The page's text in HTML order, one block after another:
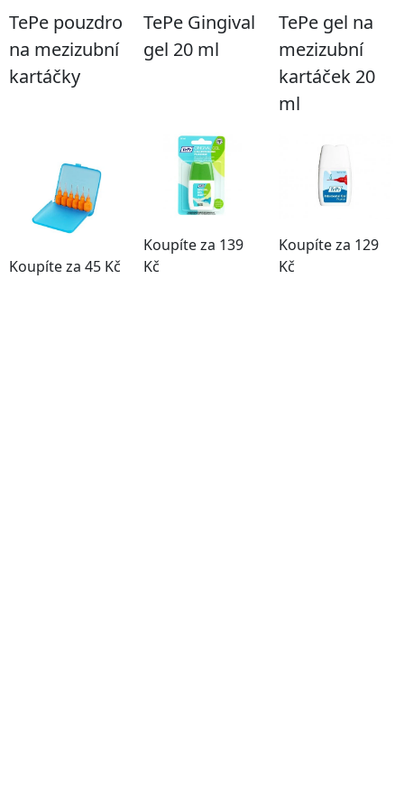
TePe pouzdro
na mezizubní
kartáčky
Koupíte za 45 Kč
TePe Gingival
gel 20 ml
Koupíte za 139
Kč
TePe gel na
mezizubní
kartáček 20
ml
Koupíte za 129
Kč